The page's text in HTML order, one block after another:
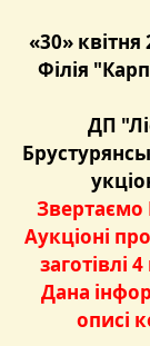
«30» квітня
Філія
ДП
Аукціоні
заготівлі
Дана
описі